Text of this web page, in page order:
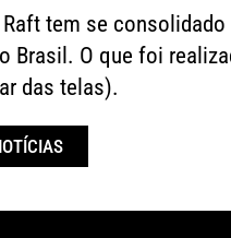
Raft tem se
Brasil. O que foi
das telas).